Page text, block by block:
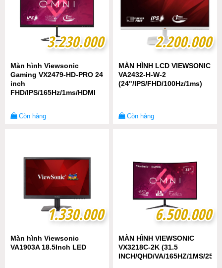
3.230.000
3.230.000
Màn hình Viewsonic
Gaming VX2479-HD-PRO 24
inch
FHD/IPS/165Hz/1ms/HDMI
Còn hàng
2.200.000
2.200.000
MÀN HÌNH LCD VIEWSONIC
VA2432-H-W-2
(24"/IPS/FHD/100Hz/1ms)
Còn hàng
1.330.000
1.330.000
Màn hình Viewsonic
VA1903A 18.5Inch LED
6.500.000
6.500.000
MÀN HÌNH VIEWSONIC
VX3218C-2K (31.5
INCH/QHD/VA/165HZ/1MS/